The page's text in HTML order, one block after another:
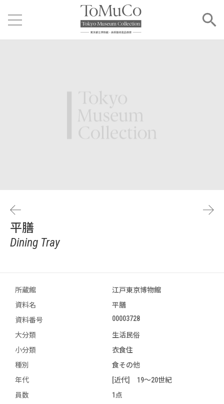
平膳
Dining Tray
所蔵館
江戸東京博物館
資料名
平膳
資料番号
00003728
大分類
生活民俗
小分類
衣食住
種別
食その他
年代
[近代] 19～20世紀
員数
1点